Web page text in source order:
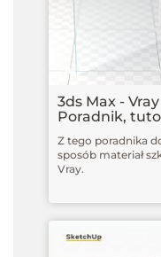
UVWRandomizer
24 min 56 s
00.08 -
render
30 min 36 s
3ds Max -
Poradnik,
Z tego poradnika
sposób materiał
Vray.